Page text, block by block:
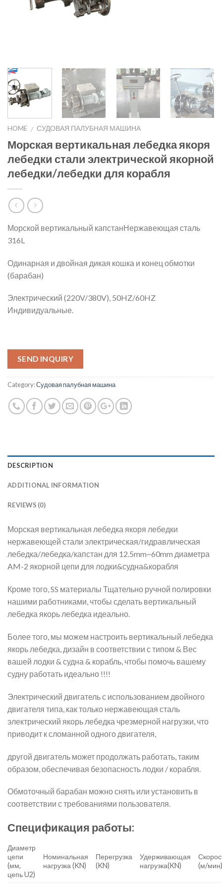
HOME / СУДОВАЯ ПАЛУБНАЯ МАШИНА
Морская вертикальная лебедка якоря
лебедки стали электрической якорной
лебедки/лебедки для корабля
Морской вертикальный капстанНержавеющая сталь
316L
Одинарная и двойная дикая кошка и конец обмотки
(барабан)
Электрический (220V/380V), 50HZ/60HZ
Индивидуальные.
SEND INQUIRY
Category:Судовая палубная машина
DESCRIPTION
ADDITIONAL INFORMATION
REVIEWS (0)
Морская вертикальная лебедка якоря лебедки
нержавеющей стали электрическая/гидравлическая
лебедка/лебедка/капстан для 12.5mm~60mm диаметра
AM-2 якорной цепи для лодки&судна&корабля
Кроме того, SS материалы Тщательно ручной полировки
нашими работниками, чтобы сделать вертикальный
лебедка якорь лебедка идеально.
Более того, мы можем настроить вертикальный лебедка
якорь лебедка, дизайн в соответствии с типом & Вес
вашей лодки & судна & корабль, чтобы помочь вашему
судну работать идеально !!!!
Электрический двигатель с использованием двойного
двигателя типа, как только нержавеющая сталь
электрический якорь лебедка чрезмерной нагрузки, что
приводит к сломанной одного двигателя,
другой двигатель может продолжать работать, таким
образом, обеспечивая безопасность лодки / корабля.
Обмоточный барабан можно снять или установить в
соответствии с требованиями пользователя.
Спецификация работы:
Диаметр
цепи
(мм,
цепь U2)
Номинальная
нагрузка (KN)
Перегрузка
(KN)
Удерживающая
нагрузка(KN)
(м/